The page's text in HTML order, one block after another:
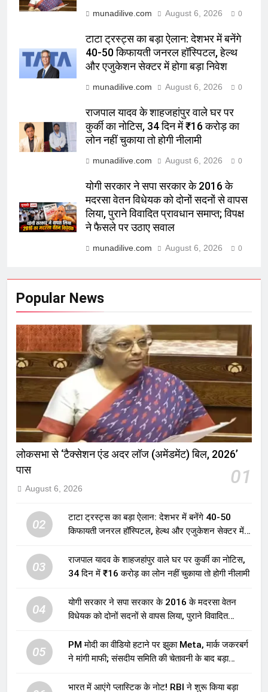
munadilive.com August 6, 2026 0
टाटा ट्रस्ट्स का बड़ा ऐलान: देशभर में बनेंगे
40-50 किफायती जनरल हॉस्पिटल, हेल्थ
और एजुकेशन सेक्टर में होगा बड़ा निवेश
munadilive.com August 6, 2026 0
राजपाल यादव के शाहजहांपुर वाले घर पर
कुर्की का नोटिस, 34 दिन में ₹16 करोड़ का
लोन नहीं चुकाया तो होगी नीलामी
munadilive.com August 6, 2026 0
योगी सरकार ने सपा सरकार के 2016 के
मदरसा वेतन विधेयक को दोनों सदनों से वापस
लिया, पुराने विवादित प्रावधान समाप्त; विपक्ष
ने फैसले पर उठाए सवाल
munadilive.com August 6, 2026 0
Popular News
लोकसभा से ‘टैक्सेशन एंड अदर लॉज (अमेंडमेंट) बिल, 2026’
पास
01
August 6, 2026
02
टाटा ट्रस्ट्स का बड़ा ऐलान: देशभर में बनेंगे 40-50
किफायती जनरल हॉस्पिटल, हेल्थ और एजुकेशन सेक्टर में
03
राजपाल यादव के शाहजहांपुर वाले घर पर कुर्की का नोटिस,
34 दिन में ₹16 करोड़ का लोन नहीं चुकाया तो होगी नीलामी
04
योगी सरकार ने सपा सरकार के 2016 के मदरसा वेतन
विधेयक को दोनों सदनों से वापस लिया, पुराने विवादित
05
PM मोदी का वीडियो हटाने पर झुका Meta, मार्क जकरबर्ग
ने मांगी माफी; संसदीय समिति की चेतावनी के बाद बड़ा
भारत में आएंगे प्लास्टिक के नोट! RBI ने शुरू किया बड़ा